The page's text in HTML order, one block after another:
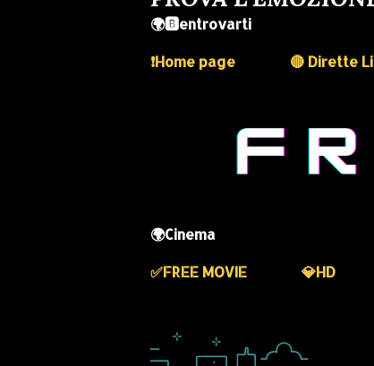
🌍🅱️entrovarti
❗️Home page
🔴 Dirette
🌍Cinema
✅️FREE MOVIE
💎HD